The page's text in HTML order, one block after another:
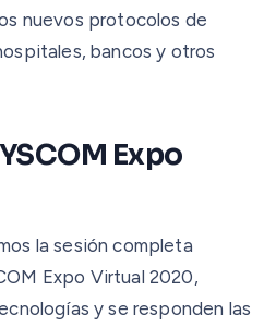
nuevos protocolos de
bancos y otros
Expo
la sesión completa
Expo Virtual 2020,
y se responden las